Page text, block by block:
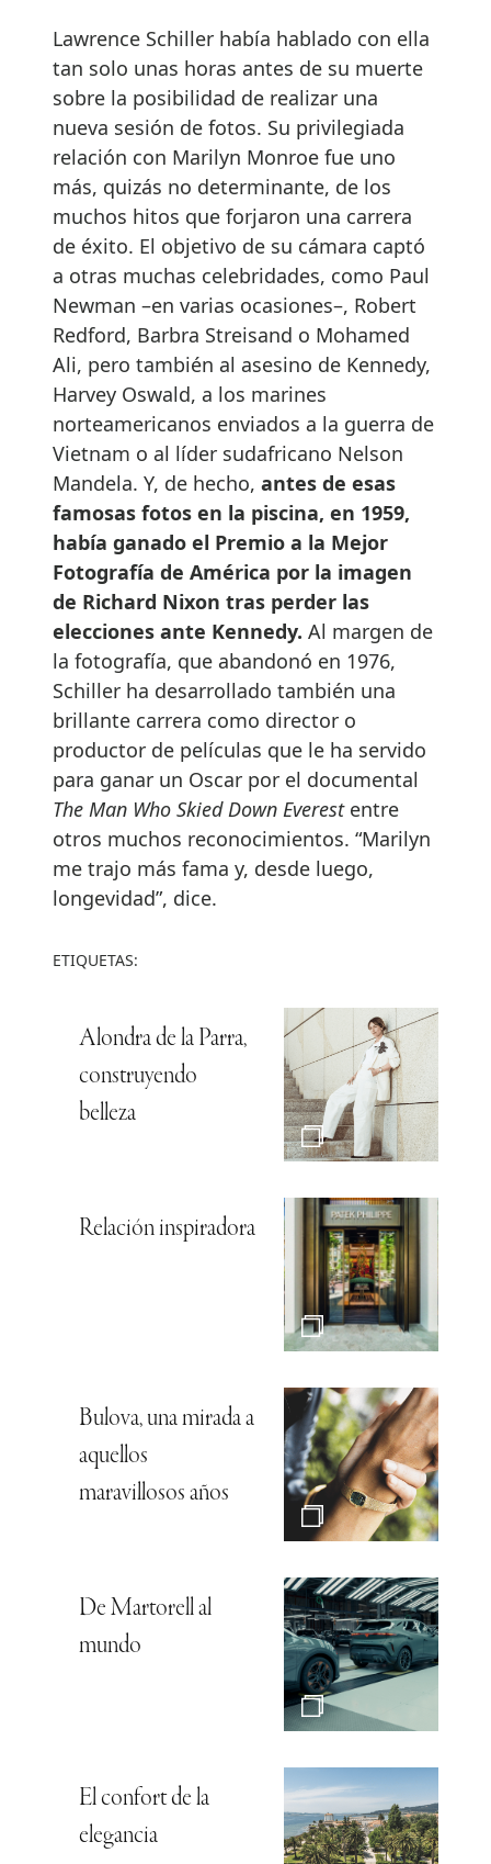
Lawrence Schiller había hablado con ella
tan solo unas horas antes de su muerte
sobre la posibilidad de realizar una
nueva sesión de fotos. Su privilegiada
relación con Marilyn Monroe fue uno
más, quizás no determinante, de los
muchos hitos que forjaron una carrera
de éxito. El objetivo de su cámara captó
a otras muchas celebridades, como Paul
Newman –en varias ocasiones–, Robert
Redford, Barbra Streisand o Mohamed
Ali, pero también al asesino de Kennedy,
Harvey Oswald, a los marines
norteamericanos enviados a la guerra de
Vietnam o al líder sudafricano Nelson
Mandela. Y, de hecho, antes de esas
famosas fotos en la piscina, en 1959,
había ganado el Premio a la Mejor
Fotografía de América por la imagen
de Richard Nixon tras perder las
elecciones ante Kennedy. Al margen de
la fotografía, que abandonó en 1976,
Schiller ha desarrollado también una
brillante carrera como director o
productor de películas que le ha servido
para ganar un Oscar por el documental
The Man Who Skied Down Everestentre
otros muchos reconocimientos. “Marilyn
me trajo más fama y, desde luego,
longevidad”, dice.
ETIQUETAS:
Alondra de la Parra,
construyendo
belleza
Relación inspiradora
Bulova, una mirada a
aquellos
maravillosos años
De Martorell al
mundo
El confort de la
elegancia